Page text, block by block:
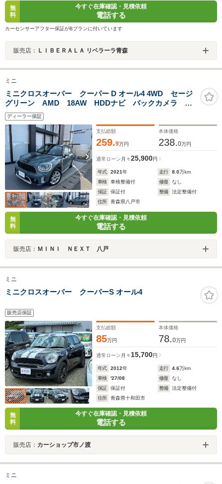
無
料
今すぐ在庫確認・見積依頼
電話する
カーセンサーアフター保証がBプランに付いています
販売店： ＬＩＢＥＲＡＬＡ リベラーラ青森
ミニ
ミニクロスオーバー クーパー D オール4 4WD セージ
グリーン AMD 18AW HDDナビ バックカメラ 前
後障害物センサー シートヒーター テールゲートオペ
レーション ACC コンフォートアクセス ALL4 禁
煙 ワンオーナー (セージグリーン)
ディーラー保証
支払総額
259.9万円
本体価格
238.0万円
通常ローン 月々25,900円
年式 2021年 走行 8.0万km
車検
車検整備付 修復
なし
保証
保証付 整備
法定整備付
住所
青森県八戸市
無
料
今すぐ在庫確認・見積依頼
電話する
販売店： ＭＩＮＩ ＮＥＸＴ 八戸
ミニ
ミニクロスオーバー クーパーS オール4
販売店保証
支払総額
85万円
本体価格
78.0万円
通常ローン 月々 15,700円
年式 2012年 走行 4.6万km
車検
'27/08 修復
なし
保証
保証付 整備
法定整備付
住所
青森県十和田市
無
料
今すぐ在庫確認・見積依頼
電話する
販売店： カーショップ市ノ渡
ミニ